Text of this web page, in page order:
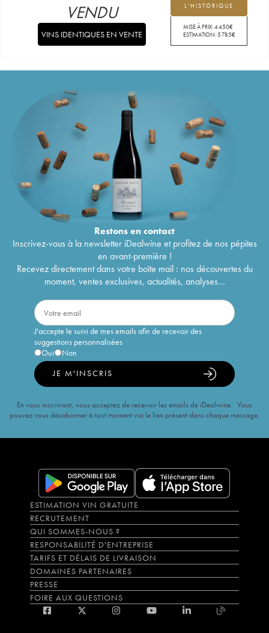
L'HISTORIQUE
MISE À PRIX:4 450€
ESTIMATION:5 785€
VENDU
VINS IDENTIQUES EN VENTE
Restons encontact
Inscrivez-vous à la newsletter iDealwine et profitez de nos pépites
en avant-première !
Recevez directement dans votre boîte mail : nos découvertes du
moment, ventes exclusives, actualités, analyses...
J'accepte le suivi de mes emails afin de recevoir des
suggestions personnalisées
Oui
Non
JE M'INSCRIS
En vous inscrivant, vous acceptez de recevoir les emails de iDealwine. Vous
pouvez vous désabonner à tout moment via le lien présent dans chaque message.
ESTIMATION VIN GRATUITE
RECRUTEMENT
QUI SOMMES-NOUS ?
RESPONSABILITÉ D'ENTREPRISE
TARIFS ET DÉLAIS DE LIVRAISON
DOMAINES PARTENAIRES
PRESSE
FOIRE AUX QUESTIONS